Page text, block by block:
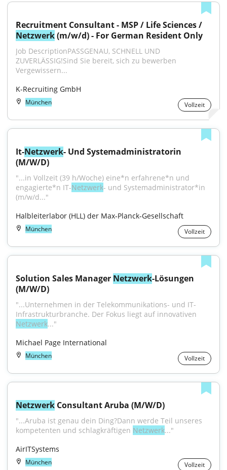
Netzwerk (m/w/d) - For German Resident Only
Job DescriptionPASSGENAU, SCHNELL UND
ZUVERLÄSSIG!Sind Sie bereit, sich zu bewerben
Vergewissern...
K-Recruiting GmbH
München Vollzeit
It-Netzwerk- Und Systemadministratorin
(M/W/D)
"...in Vollzeit (39 h/Woche) eine*n erfahrene*n und
engagierte*n IT-Netzwerk- und Systemadministrator*in
(m/w/d..."
Halbleiterlabor (HLL) der Max‑Planck‑Gesellschaft
München Vollzeit
Solution Sales Manager Netzwerk-Lösungen
(M/W/D)
"...Unternehmen in der Telekommunikations- und IT-
Netzwerk..."
Michael Page International
München Vollzeit
Netzwerk Consultant Aruba (M/W/D)
"...Aruba ist genau dein Ding?Dann werde Teil unseres
kompetenten und schlagkräftigen Netzwerk..."
AirITSystems
München Vollzeit